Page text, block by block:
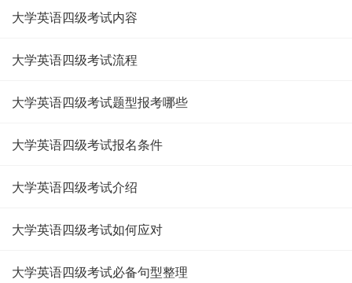
大学英语四级考试内容
大学英语四级考试流程
大学英语四级考试题型报考哪些
大学英语四级考试报名条件
大学英语四级考试介绍
大学英语四级考试如何应对
大学英语四级考试必备句型整理